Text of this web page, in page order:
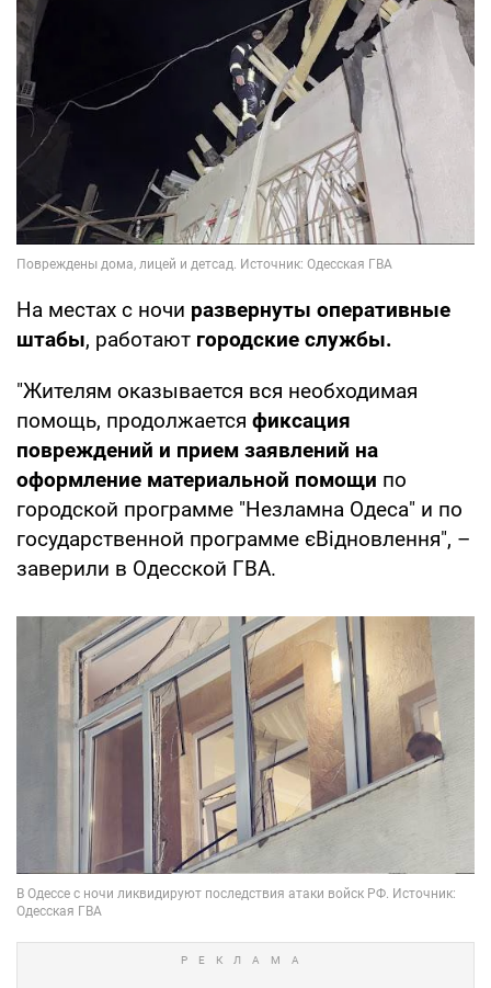
На местах с ночи развернуты оперативные
штабы, работают городские службы.
"Жителям оказывается вся необходимая
помощь, продолжается фиксация
повреждений и прием заявлений на
оформление материальной помощи по
городской программе "Незламна Одеса" и по
государственной программе єВідновлення", –
заверили в Одесской ГВА.